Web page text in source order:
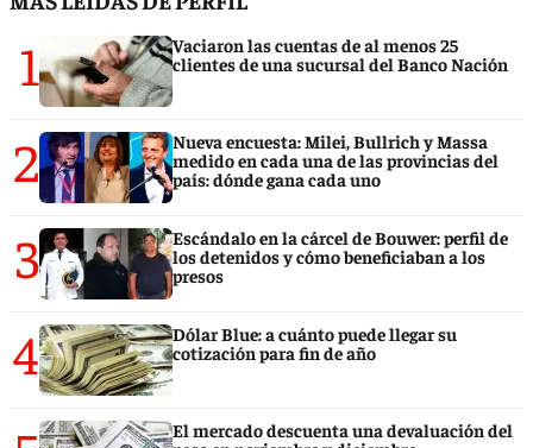
1
Vaciaron las cuentas de al menos 25
clientes de una sucursal del Banco Nación
2
Nueva encuesta: Milei, Bullrich y Massa
medido en cada una de las provincias del
país: dónde gana cada uno
3
Escándalo en la cárcel de Bouwer: perfil de
los detenidos y cómo beneficiaban a los
presos
4
Dólar Blue: a cuánto puede llegar su
cotización para fin de año
El mercado descuenta una devaluación del